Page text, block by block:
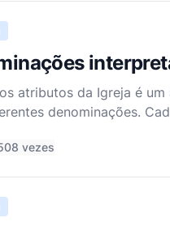
atributos da Igreja é
denominações.
vezes